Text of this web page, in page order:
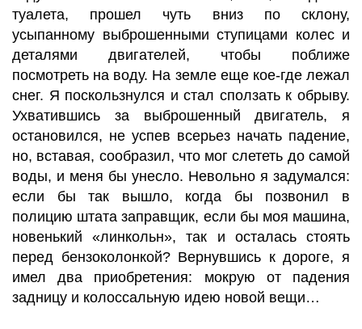
туалета, прошел чуть вниз по склону,
усыпанному выброшенными ступицами колес и
деталями двигателей, чтобы поближе
посмотреть на воду. На земле еще кое-где лежал
снег. Я поскользнулся и стал сползать к обрыву.
Ухватившись за выброшенный двигатель, я
остановился, не успев всерьез начать падение,
но, вставая, сообразил, что мог слететь до самой
воды, и меня бы унесло. Невольно я задумался:
если бы так вышло, когда бы позвонил в
полицию штата заправщик, если бы моя машина,
новенький «линкольн», так и осталась стоять
перед бензоколонкой? Вернувшись к дороге, я
имел два приобретения: мокрую от падения
задницу и колоссальную идею новой вещи…